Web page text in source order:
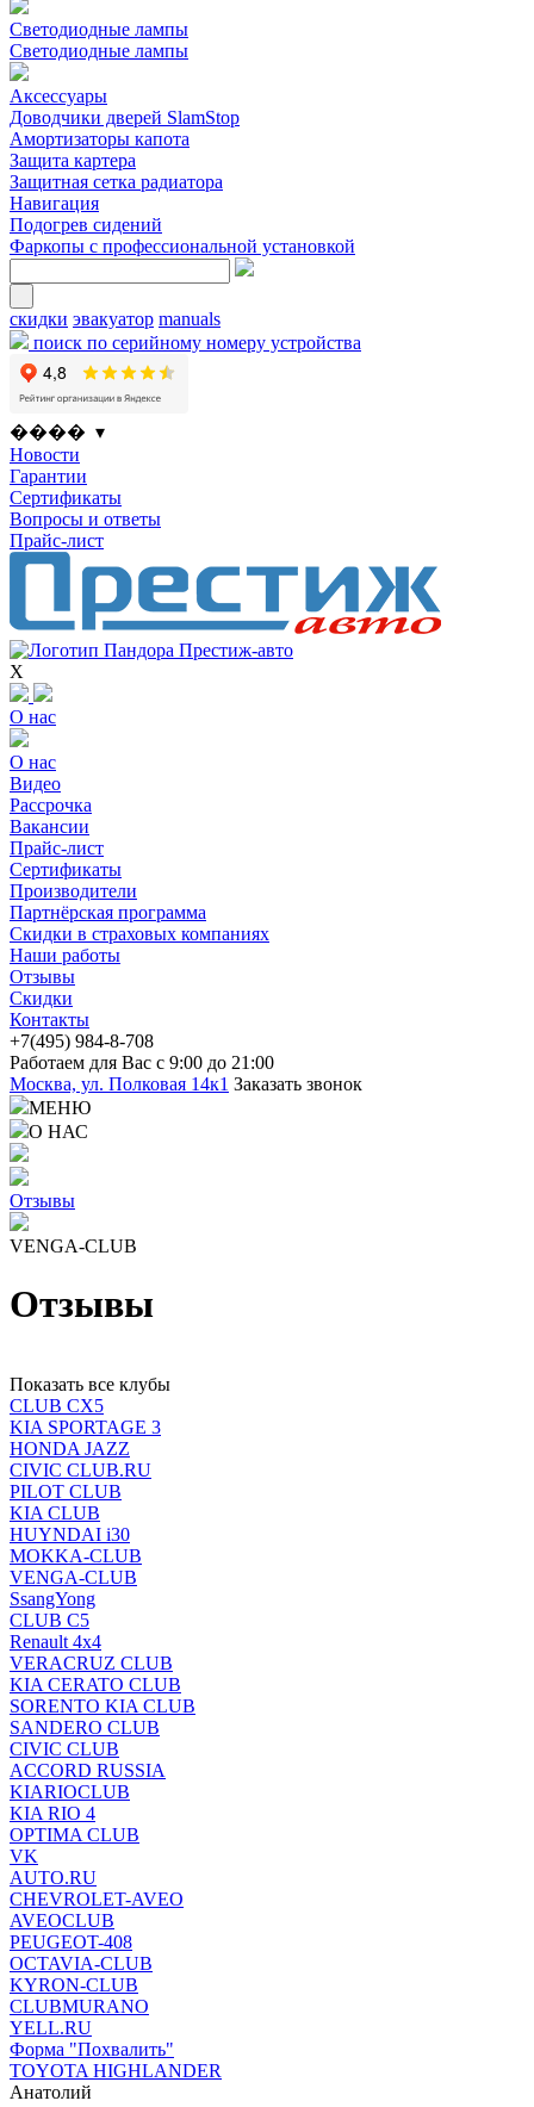
Светодиодные лампы
Светодиодные лампы
Аксессуары
Доводчики дверей SlamStop
Амортизаторы капота
Защита картера
Защитная сетка радиатора
Навигация
Подогрев сидений
Фаркопы с профессиональной установкой
скидки эвакуатор manuals
поиск по серийному номеру устройства
���� ▾
Новости
Гарантии
Сертификаты
Вопросы и ответы
Прайс-лист
X
О нас
О нас
Видео
Рассрочка
Вакансии
Прайс-лист
Сертификаты
Производители
Партнёрская программа
Скидки в страховых компаниях
Наши работы
Отзывы
Скидки
Контакты
+7(495) 984-8-708
Работаем для Вас с 9:00 до 21:00
Москва, ул. Полковая 14к1 Заказать звонок
МЕНЮ
О НАС
Отзывы
VENGA-CLUB
Отзывы
Показать все клубы
CLUB CX5
KIA SPORTAGE 3
HONDA JAZZ
CIVIC CLUB.RU
PILOT CLUB
KIA CLUB
HUYNDAI i30
MOKKA-CLUB
VENGA-CLUB
SsangYong
CLUB C5
Renault 4x4
VERACRUZ CLUB
KIA CERATO CLUB
SORENTO KIA CLUB
SANDERO CLUB
CIVIC CLUB
ACCORD RUSSIA
KIARIOCLUB
KIA RIO 4
OPTIMA CLUB
VK
AUTO.RU
CHEVROLET-AVEO
AVEOCLUB
PEUGEOT-408
OCTAVIA-CLUB
KYRON-CLUB
CLUBMURANO
YELL.RU
Форма "Похвалить"
TOYOTA HIGHLANDER
Анатолий